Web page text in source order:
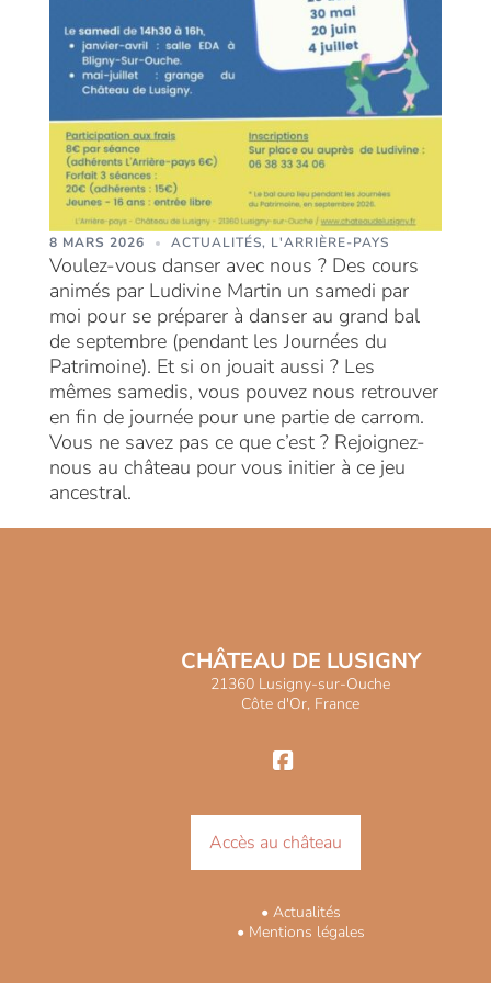
8 MARS 2026 ACTUALITÉS, L'ARRIÈRE-PAYS
Voulez-vous danser avec nous ? Des cours
animés par Ludivine Martin un samedi par
moi pour se préparer à danser au grand bal
de septembre (pendant les Journées du
Patrimoine). Et si on jouait aussi ? Les
mêmes samedis, vous pouvez nous retrouver
en fin de journée pour une partie de carrom.
Vous ne savez pas ce que c’est ? Rejoignez-
nous au château pour vous initier à ce jeu
ancestral.
CHÂTEAU DE LUSIGNY
21360 Lusigny-sur-Ouche
Côte d'Or, France
Accès au château
• Actualités
• Mentions légales